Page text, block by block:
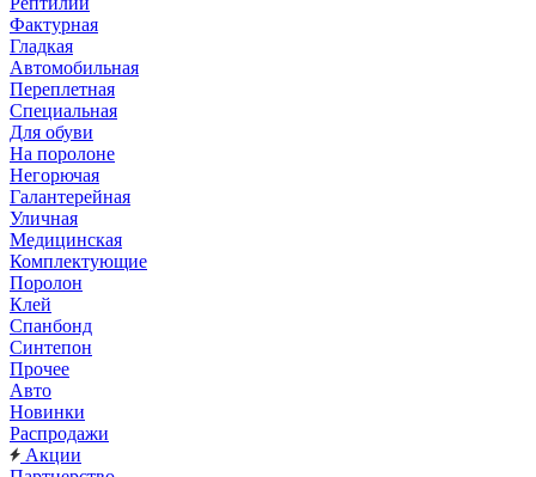
Фактурная
Гладкая
Автомобильная
Переплетная
Специальная
Для обуви
На поролоне
Негорючая
Галантерейная
Уличная
Медицинская
Комплектующие
Поролон
Клей
Спанбонд
Синтепон
Прочее
Авто
Новинки
Распродажи
Акции